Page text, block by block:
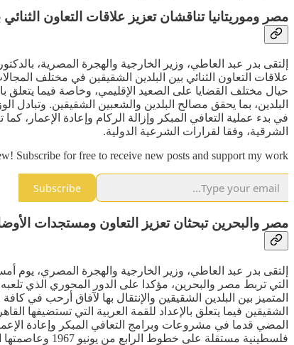
مصر وموريتانيا تناقشان تعزيز علاقات التعاون
إلتقى بدر عبد العاطي، وزير الخارجية والهجرة المصرية،
علاقات التعاون الثنائي بين البلدين الشقيقين في مختلف
حيال مختلف القضايا على الصعيد الإقليمي، وخاصة فيما يتعلق
البلدين، بما يحقق مصالح البلدين والشعبين الشقيقين. وتبادل
الشرقية، وفقا لقرارات الشرعية الدولية.
Subscribe for free to receive new posts and support my work.
Subscribe
مصر والبحرين تبحثان تعزيز التعاون ومستجدات
إلتقى بدر عبد العاطي، وزير الخارجية والهجرة المصري، يوم
التي تربط مصر والبحرين، مؤكدا على الدور المحوري الذي
المتميز بين البلدين الشقيقين والإنتقال بها لآفاق أرحب في
الشقيقين فيما يتعلق بالإعداد للقمة العربية التي
المضي قدما في مشروعات وبرامج التعافي المبكر وإعادة
فلسطينية مستقلة على خطوط الرابع من يونيو 1967 وعاصمتها القدس الشرقية.